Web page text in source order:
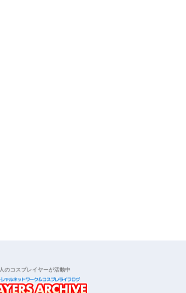
人のコスプレイヤーが活動中